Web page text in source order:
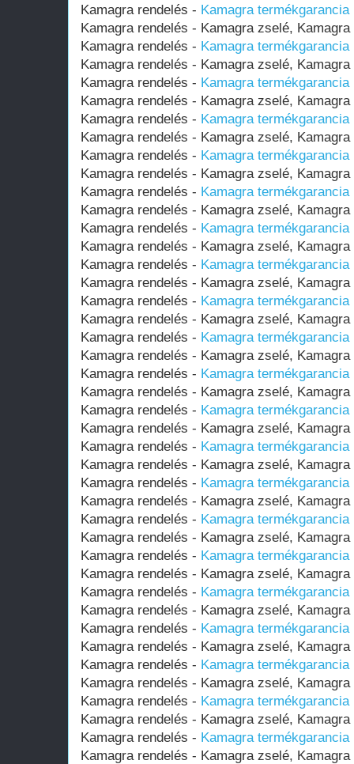
Kamagra rendelés - Kamagra
Kamagra rendelés - Kamagra zselé,
Kamagra rendelés - Kamagra
Kamagra rendelés - Kamagra zselé,
Kamagra rendelés - Kamagra
Kamagra rendelés - Kamagra zselé,
Kamagra rendelés - Kamagra
Kamagra rendelés - Kamagra zselé,
Kamagra rendelés - Kamagra
Kamagra rendelés - Kamagra zselé,
Kamagra rendelés - Kamagra
Kamagra rendelés - Kamagra zselé,
Kamagra rendelés - Kamagra
Kamagra rendelés - Kamagra zselé,
Kamagra rendelés - Kamagra
Kamagra rendelés - Kamagra zselé,
Kamagra rendelés - Kamagra
Kamagra rendelés - Kamagra zselé,
Kamagra rendelés - Kamagra
Kamagra rendelés - Kamagra zselé,
Kamagra rendelés - Kamagra
Kamagra rendelés - Kamagra zselé,
Kamagra rendelés - Kamagra
Kamagra rendelés - Kamagra zselé,
Kamagra rendelés - Kamagra
Kamagra rendelés - Kamagra zselé,
Kamagra rendelés - Kamagra
Kamagra rendelés - Kamagra zselé,
Kamagra rendelés - Kamagra
Kamagra rendelés - Kamagra zselé,
Kamagra rendelés - Kamagra
Kamagra rendelés - Kamagra zselé,
Kamagra rendelés - Kamagra
Kamagra rendelés - Kamagra zselé,
Kamagra rendelés - Kamagra
Kamagra rendelés - Kamagra zselé,
Kamagra rendelés - Kamagra
Kamagra rendelés - Kamagra zselé,
Kamagra rendelés - Kamagra
Kamagra rendelés - Kamagra zselé,
Kamagra rendelés - Kamagra
Kamagra rendelés - Kamagra zselé,